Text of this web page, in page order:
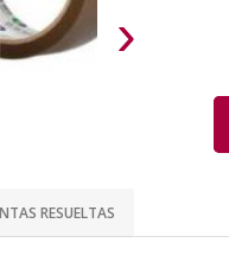
›
RESUELTAS